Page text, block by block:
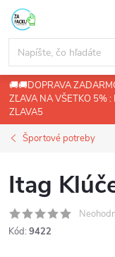
Prejsť
obsah
🚚🚚DOPRAVA
ZĽAVA NA VŠETKO 5% :
ZLAVA5
Športové potreby
Itag
Kód: 9422